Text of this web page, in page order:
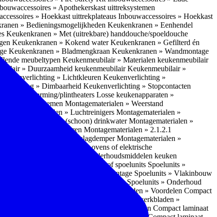
» Apothekerskast uittreksystemen
» Hoekkast uittrekplateaus Inbouwaccessoires » Hoekkast
» Bedieningsmogelijkheden Keukenkranen » Eenhendel
Keukenkranen » Met (uitrekbare) handdouche/spoeldouche
Keukenkranen » Kokend waterKeukenkranen » Gefilterd én
Keukenkranen » Bladmengkraan Keukenkranen » Wandmontage
meubeltypen Keukenmeubilair » Materialen keukenmeubilair
» Duurzaamheid keukenmeubilairKeukenmeubilair »
Keukenverlichting » Lichtkleuren Keukenverlichting »
» Dimbaarheid Keukenverlichting » Stopcontacten
» Plintverwarming/plintheaters Losse keukenapparaten »
Montagematerialen » Weerstand
Montagematerialen » Luchtreinigers Montagematerialen »
voor (schoon) drinkwaterMontagematerialen »
van lades en deuren Montagematerialen » 2.1.2.1
Montagematerialen » WaterslagdemperMontagematerialen »
» Kabels voor ovens of elektrische
Montagematerialen » Onderhoudsmiddelen keuken
Spoelunits » Kunststof spoelunits Spoelunits »
Spoelunits » Montage Spoelunits » Vlakinbouw
Spoelunits » Rimless-methodeSpoelunits » Onderhoud
Compact laminaat werkbladen » Voordelen Compact
Compact laminaat werkbladen »
randafwerking Compact laminaat werkbladen Compact laminaat